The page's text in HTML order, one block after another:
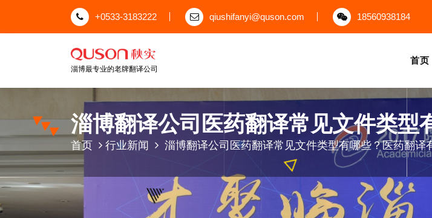
正
+0533-3183222 qiushifanyi@quson.com 18560938184
淄博最专业的老牌翻译公司
首页
淄博翻译公司医药翻译常见文件类型
首页 行业新闻 淄博翻译公司医药翻译常见文件类型有哪些？医药翻译